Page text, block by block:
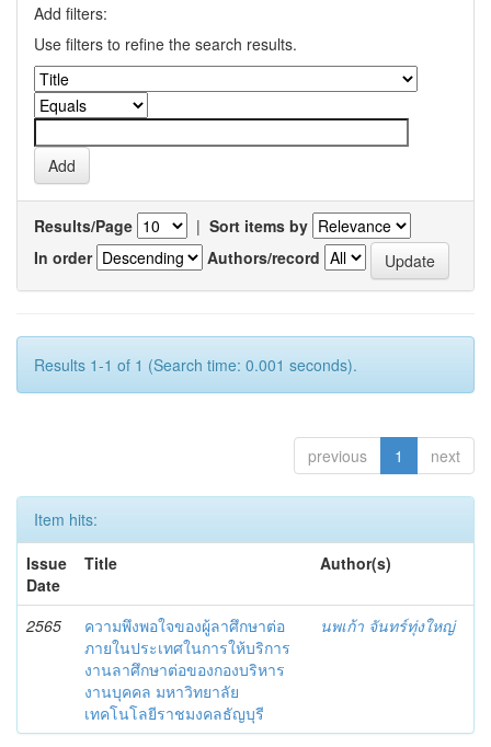
Add filters:
Use filters to refine the search results.
Results/Page | Sort items by
In order
Authors/record
Results 1-1 of 1 (Search time: 0.001 seconds).
previous 1 next
Item hits:
Issue
Date
Title Author(s)
2565
ความพึงพอใจของผู้ลาศึกษาต่อ
ภายในประเทศในการให้บริการ
งานลาศึกษาต่อของกองบริหาร
งานบุคคล มหาวิทยาลัย
เทคโนโลยีราชมงคลธัญบุรี
นพเก้า จันทร์ทุ่งใหญ่